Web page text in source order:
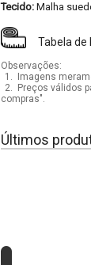
Tecido: Malha
Tabela de
Observações:
1.
Imagens
2.
Preços válidos
compras".
Últimos